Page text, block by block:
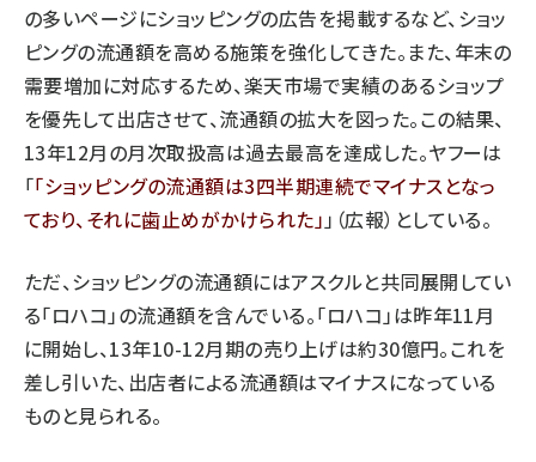
の多いページにショッピングの広告を掲載するなど、ショッ
ピングの流通額を高める施策を強化してきた。また、年末の
需要増加に対応するため、楽天市場で実績のあるショップ
を優先して出店させて、流通額の拡大を図った。この結果、
13年12月の月次取扱高は過去最高を達成した。ヤフーは
「 ショッピングの流通額は3四半期連続でマイナスとなっ
ており、それに歯止めがかけられた 」（広報）としている。
ただ、ショッピングの流通額にはアスクルと共同展開してい
る「ロハコ」の流通額を含んでいる。「ロハコ」は昨年11月
に開始し、13年10-12月期の売り上げは約30億円。これを
差し引いた、出店者による流通額はマイナスになっている
ものと見られる。